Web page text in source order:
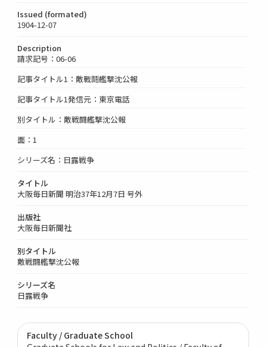
Issued (formated)
1904-12-07
Description
請求記号：06-06
記事タイトル1：敵戰鬪艦撃沈公報
記事タイトル1発信元：東京電話
別タイトル：敵戦闘艦撃沈公報
面：1
シリーズ名：日露戦争
タイトル
大阪毎日新聞 明治37年12月7日 号外
出版社
大阪毎日新聞社
別タイトル
敵戦闘艦撃沈公報
シリーズ名
日露戦争
Faculty / Graduate School